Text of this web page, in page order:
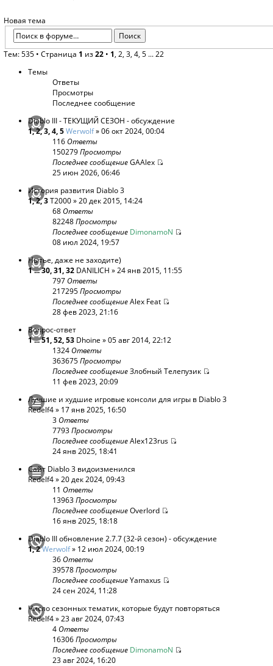
Новая тема
Тем: 535 • Страница 1 из22 • 1, 2, 3, 4, 5 ...22
Темы
Ответы
Просмотры
Последнее сообщение
Diablo III - ТЕКУЩИЙ СЕЗОН - обсуждение
1,2,3,4,5Werwolf» 06 окт 2024, 00:04
116Ответы
150279Просмотры
Последнее сообщениеGAAlex
25 июн 2026, 06:46
История развития Diablo 3
1,2,3T2000» 20 дек 2015, 14:24
68Ответы
82248Просмотры
Последнее сообщение DimonamoN
08 июл 2024, 19:57
Нытье, даже не заходите)
1...30,31,32 DANILICH » 24 янв 2015, 11:55
797Ответы
217295Просмотры
Последнее сообщениеAlex Feat
28 фев 2023, 21:16
Вопрос-ответ
1...51,52,53 Dhoine » 05 авг 2014, 22:12
1324Ответы
363675Просмотры
Последнее сообщениеЗлобный Телепузик
11 фев 2023, 20:09
Лучшие и худшие игровые консоли для игры в Diablo 3
Redelf4» 17 янв 2025, 16:50
3Ответы
7793Просмотры
Последнее сообщениеAlex123rus
24 янв 2025, 18:41
Сайт Diablo 3 видоизменился
Redelf4» 20 дек 2024, 09:43
11 Ответы
13963Просмотры
Последнее сообщениеOverlord
16 янв 2025, 18:18
Diablo III обновление 2.7.7 (32-й сезон) - обсуждение
1,2Werwolf» 12 июл 2024, 00:19
36Ответы
39578Просмотры
Последнее сообщениеYamaxus
24 сен 2024, 11:28
Число сезонных тематик, которые будут повторяться
Redelf4» 23 авг 2024, 07:43
4Ответы
16306Просмотры
Последнее сообщение DimonamoN
23 авг 2024, 16:20